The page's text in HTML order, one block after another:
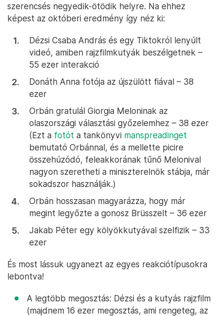
szerencsés negyedik-ötödik helyre. Na ehhez
képest az októberi eredmény így néz ki:
Dézsi Csaba András és egy Tiktokról lenyúlt
videó, amiben rajzfilmkutyák beszélgetnek –
55 ezer interakció
Donáth Anna fotója az újszülött fiával – 38
ezer
Orbán gratulál Giorgia Meloninak az
olaszországi választási győzelemhez – 38 ezer
(Ezt a fotót a tankönyvi manspreadinget
bemutató Orbánnal, és a mellette picire
összehúzódó, feleakkorának tűnő Melonival
nagyon szeretheti a miniszterelnök stábja, már
sokadszor használják.)
Orbán hosszasan magyarázza, hogy már
megint legyőzte a gonosz Brüsszelt – 36 ezer
Jakab Péter egy kölyökkutyával szelfizik – 33
ezer
És most lássuk ugyanezt az egyes reakciótípusokra
lebontva!
A legtöbb megosztás: Dézsi és a kutyás rajzfilm
(majdnem 16 ezer megosztás, ami rengeteg, az